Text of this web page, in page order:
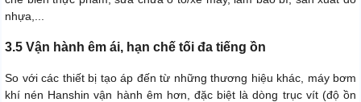
nhựa,...
3.5 Vận hành êm ái, hạn chế tối đa tiếng ồn
So với các thiết bị tạo áp đến từ những thương hiệu khác, máy bơm
khí nén Hanshin vận hành êm hơn, đặc biệt là dòng trục vít (độ ồn